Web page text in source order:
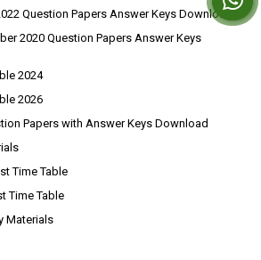
Question Papers Answer Keys Download
2020 Question Papers Answer Keys
2024
2026
Papers with Answer Keys Download
Time Table
Time Table
Materials